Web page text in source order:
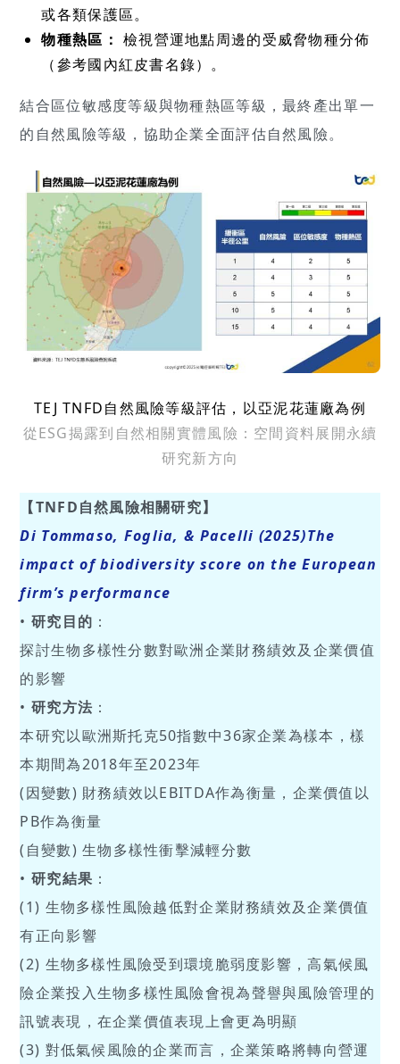
或各類保護區。
物種熱區： 檢視營運地點周邊的受威脅物種分佈
（參考國內紅皮書名錄）。
結合區位敏感度等級與物種熱區等級，最終產出單一
的自然風險等級，協助企業全面評估自然風險。
TEJ TNFD自然風險等級評估，以亞泥花蓮廠為例
從ESG揭露到自然相關實體風險：空間資料展開永續
研究新方向
【TNFD自然風險相關研究】
Di Tommaso, Foglia, & Pacelli (2025)The
impact of biodiversity score on the European
firm’s performance
• 研究目的 ：
探討生物多樣性分數對歐洲企業財務績效及企業價值
的影響
• 研究方法 ：
本研究以歐洲斯托克50指數中36家企業為樣本，樣
本期間為2018年至2023年
(因變數) 財務績效以EBITDA作為衡量，企業價值以
PB作為衡量
(自變數) 生物多樣性衝擊減輕分數
• 研究結果 ：
(1) 生物多樣性風險越低對企業財務績效及企業價值
有正向影響
(2) 生物多樣性風險受到環境脆弱度影響，高氣候風
險企業投入生物多樣性風險會視為聲譽與風險管理的
訊號表現，在企業價值表現上會更為明顯
(3) 對低氣候風險的企業而言，企業策略將轉向營運